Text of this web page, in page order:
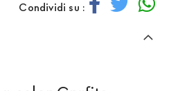
Condividi su :